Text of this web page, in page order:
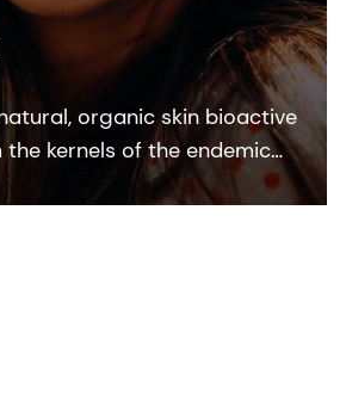
organic skin bioactive
kernels of the endemic
Spinosa kernel oil). This